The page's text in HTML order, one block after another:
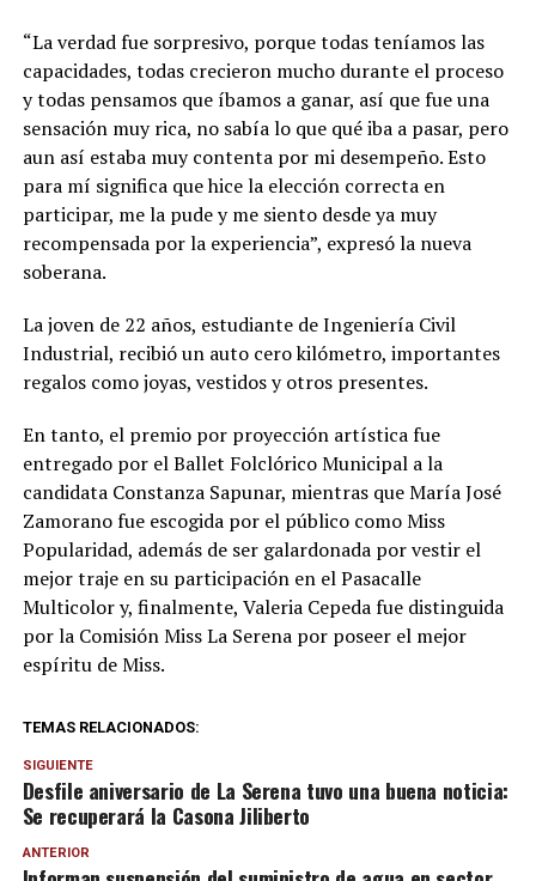
“La verdad fue sorpresivo, porque todas teníamos las
capacidades, todas crecieron mucho durante el proceso
y todas pensamos que íbamos a ganar, así que fue una
sensación muy rica, no sabía lo que qué iba a pasar, pero
aun así estaba muy contenta por mi desempeño. Esto
para mí significa que hice la elección correcta en
participar, me la pude y me siento desde ya muy
recompensada por la experiencia”, expresó la nueva
soberana.
La joven de 22 años, estudiante de Ingeniería Civil
Industrial, recibió un auto cero kilómetro, importantes
regalos como joyas, vestidos y otros presentes.
En tanto, el premio por proyección artística fue
entregado por el Ballet Folclórico Municipal a la
candidata Constanza Sapunar, mientras que María José
Zamorano fue escogida por el público como Miss
Popularidad, además de ser galardonada por vestir el
mejor traje en su participación en el Pasacalle
Multicolor y, finalmente, Valeria Cepeda fue distinguida
por la Comisión Miss La Serena por poseer el mejor
espíritu de Miss.
TEMAS RELACIONADOS:
SIGUIENTE
Desfile aniversario de La Serena tuvo una buena noticia:
Se recuperará la Casona Jiliberto
ANTERIOR